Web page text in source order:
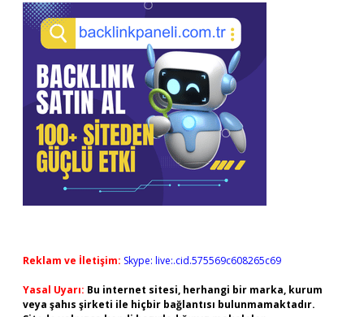
Reklam ve İletişim: Skype: live:.cid.575569c608265c69
Yasal Uyarı: Bu internet sitesi, herhangi bir marka, kurum
veya şahıs şirketi ile hiçbir bağlantısı bulunmamaktadır.